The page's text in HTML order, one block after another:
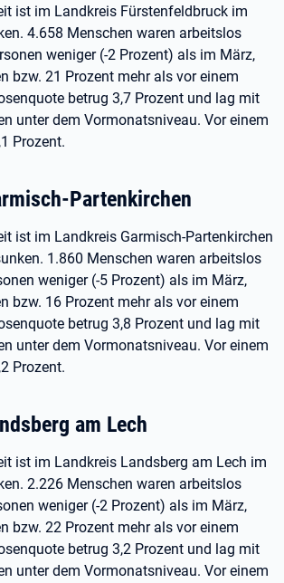
ist im Landkreis Fürstenfeldbruck im
4.658 Menschen waren arbeitslos
weniger (-2 Prozent) als im März,
bzw. 21 Prozent mehr als vor einem
betrug 3,7 Prozent und lag mit
unter dem Vormonatsniveau. Vor einem
Prozent.
Partenkirchen
ist im Landkreis Garmisch-Partenkirchen
1.860 Menschen waren arbeitslos
weniger (-5 Prozent) als im März,
bzw. 16 Prozent mehr als vor einem
betrug 3,8 Prozent und lag mit
unter dem Vormonatsniveau. Vor einem
Prozent.
am Lech
ist im Landkreis Landsberg am Lech im
2.226 Menschen waren arbeitslos
weniger (-2 Prozent) als im März,
bzw. 22 Prozent mehr als vor einem
betrug 3,2 Prozent und lag mit
unter dem Vormonatsniveau. Vor einem